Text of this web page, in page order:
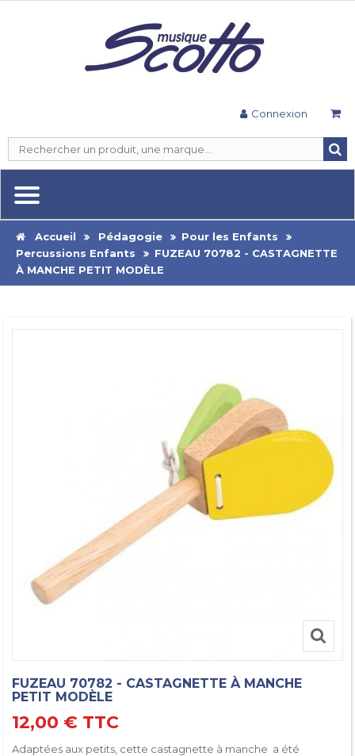
Connexion
Accueil Pédagogie
Pour les Enfants
Percussions Enfants
FUZEAU 70782 - CASTAGNETTE
À MANCHE PETIT MODÈLE
FUZEAU 70782 - CASTAGNETTE À MANCHE
PETIT MODÈLE
12,00 € TTC
Adaptées aux petits, cette castagnette à manche a été